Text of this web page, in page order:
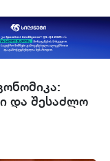
და შესაძლო